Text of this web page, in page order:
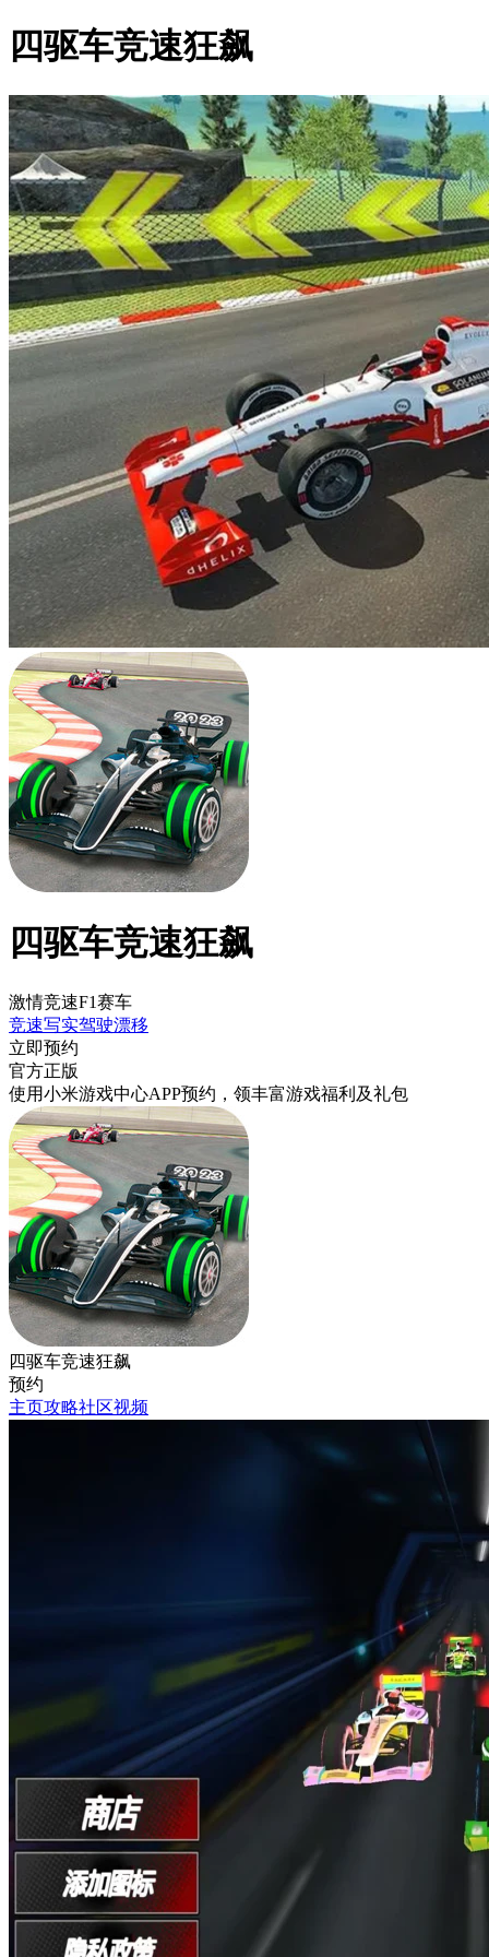
四驱车竞速狂飙
四驱车竞速狂飙
激情竞速F1赛车
竞速写实驾驶漂移
立即预约
官方正版
使用小米游戏中心APP预约 ，领丰富游戏福利 及礼包
四驱车竞速狂飙
预约
主页攻略社区视频